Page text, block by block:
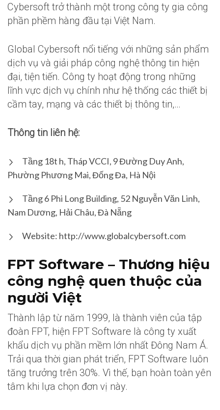
Cybersoft trở thành một trong công ty gia công
phần phềm hàng đầu tại Việt Nam.
Global Cybersoft nổi tiếng với những sản phẩm
dịch vụ và giải pháp công nghệ thông tin hiện
đại, tiện tiến. Công ty hoạt động trong những
lĩnh vực dịch vụ chính như hệ thống các thiết bị
cầm tay, mạng và các thiết bị thông tin,…
Thông tin liên hệ:
Tầng 18t h, Tháp VCCI, 9 Đường Duy Anh,
Phường Phương Mai, Đống Đa, Hà Nội
Tầng 6 Phi Long Building, 52 Nguyễn Văn Linh,
Nam Dương, Hải Châu, Đà Nẵng
Website: http://www.globalcybersoft.com
FPT Software – Thương hiệu
công nghệ quen thuộc của
người Việt
Thành lập từ năm 1999, là thành viên của tập
đoàn FPT, hiện FPT Software là công ty xuất
khẩu dịch vụ phần mềm lớn nhất Đông Nam Á.
Trải qua thời gian phát triển, FPT Software luôn
tăng trưởng trên 30%. Vì thế, bạn hoàn toàn yên
tâm khi lựa chọn đơn vị này.